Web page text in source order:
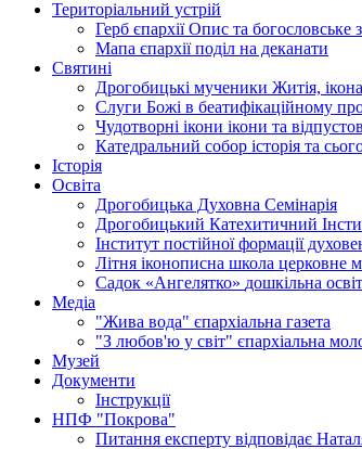
Територіальний устрій
Герб єпархіїОпис та богословське
Мапа єпархіїподіл на деканати
Святині
Дрогобицькі мученики Житія,
Слуги Божі в беатифікаційному
Чудотворні ікони ікони та
Катедральний собор історія та
Історія
Освіта
Дрогобицька Духовна Семінарія
Дрогобицький Катехитичний
Інститут постійної формації
Літня іконописна школа церковне
Садок «Ангелятко» дошкільна
Медіа
"Жива вода" єпархіальна газета
"З любов'ю у світ" єпархіальна
Музей
Документи
Інструкції
НПФ "Покрова"
Питання експерту відповідає